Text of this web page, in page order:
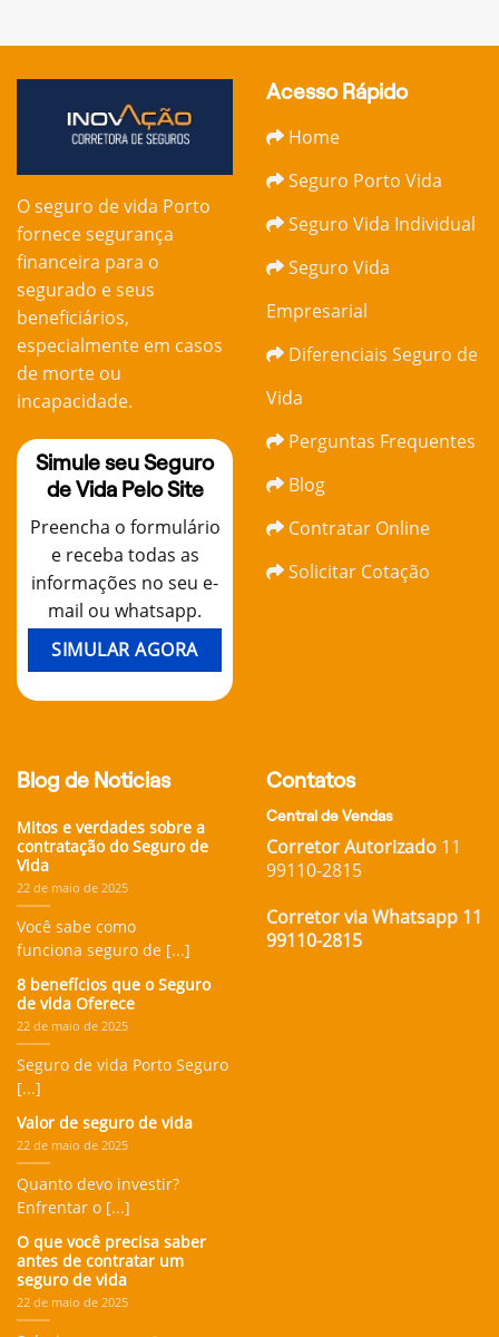
O seguro de vida Porto
fornece segurança
financeira para o
segurado e seus
beneficiários,
especialmente em casos
de morte ou
incapacidade.
Simule seu Seguro
de Vida Pelo Site
Preencha o formulário
e receba todas as
informações no seu e-
mail ou whatsapp.
SIMULAR AGORA
Acesso Rápido
Home
Seguro Porto Vida
Seguro Vida Individual
Seguro Vida
Empresarial
Diferenciais Seguro de
Vida
Perguntas Frequentes
Blog
Contratar Online
Solicitar Cotação
Blog de Noticias
Mitos e verdades sobre a
contratação do Seguro de
Vida
22 de maio de 2025
Você sabe como
funciona seguro de [...]
8 benefícios que o Seguro
de vida Oferece
22 de maio de 2025
Seguro de vida Porto Seguro
[...]
Valor de seguro de vida
22 de maio de 2025
Quanto devo investir?
Enfrentar o [...]
O que você precisa saber
antes de contratar um
seguro de vida
22 de maio de 2025
Contatos
Central de Vendas
Corretor Autorizado 11
99110-2815
Corretor via Whatsapp 11
99110-2815